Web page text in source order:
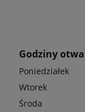
Godziny
Poniedziałek
Wtorek
Środa